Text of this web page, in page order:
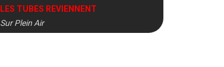
LES TUBES REVIENNENT
Sur Plein Air